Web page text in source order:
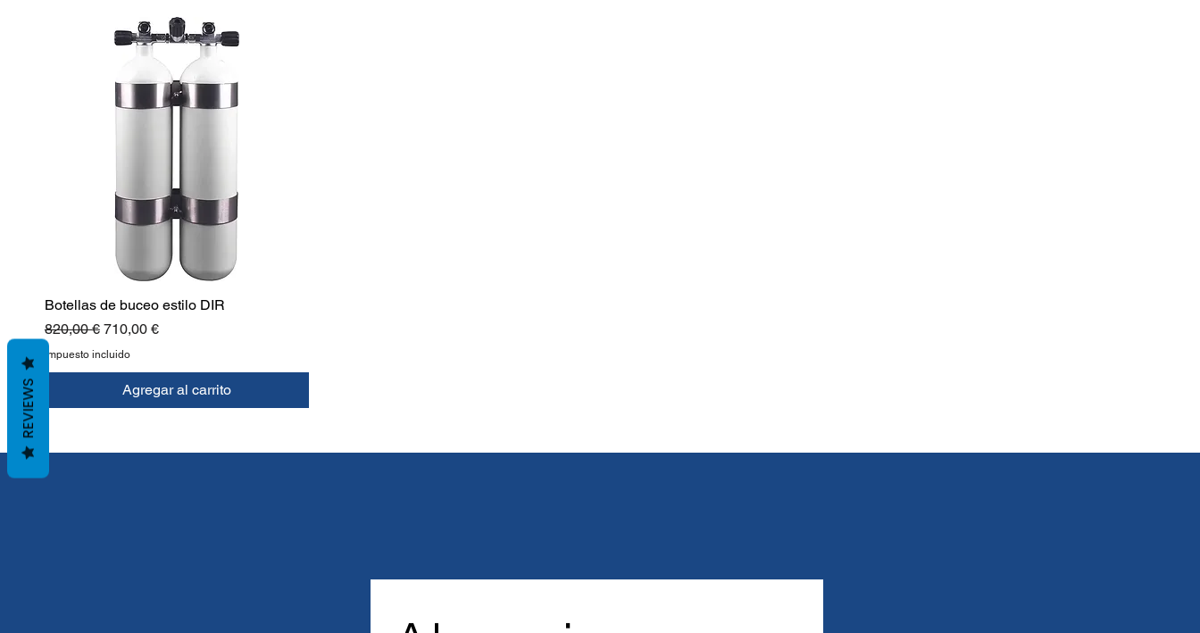
Botellas de buceo estilo DIR
Precio
820,00 € Precio de oferta
710,00 €
Impuesto incluido
Agregar al carrito
REVIEWS